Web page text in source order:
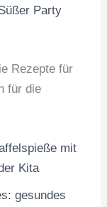
Party
Rezepte für
für die
mit
Kita
gesundes